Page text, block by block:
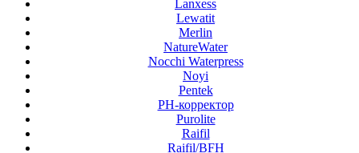
Lanxess
Lewatit
Merlin
NatureWater
Nocchi Waterpress
Noyi
Pentek
PH-корректор
Purolite
Raifil
Raifil/BFH